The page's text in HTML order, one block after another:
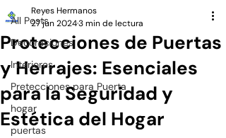
All Posts
Decoraciones
Interiores
Pretecciones para Puerta
hogar
puertas
Protecciones de Puertas
y Herrajes: Esenciales
para la Seguridad y
Estética del Hogar
Reyes Hermanos
27 jun 20243 min de lectura